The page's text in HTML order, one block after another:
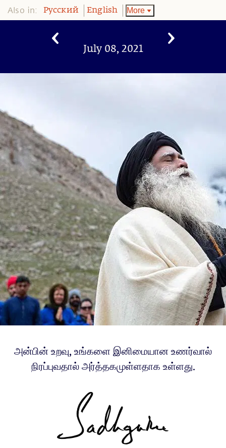
Also in: Pусский English More
July 08, 2021
அன்பின் உறவு, உங்களை இனிமையான உணர்வால்
நிரப்புவதால் அர்த்தகமுள்ளதாக உள்ளது.